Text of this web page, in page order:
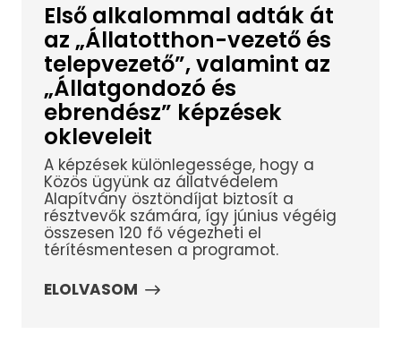
Első alkalommal adták át
az „Állatotthon-vezető és
telepvezető”, valamint az
„Állatgondozó és
ebrendész” képzések
okleveleit
A képzések különlegessége, hogy a
Közös ügyünk az állatvédelem
Alapítvány ösztöndíjat biztosít a
résztvevők számára, így június végéig
összesen 120 fő végezheti el
térítésmentesen a programot.
ELOLVASOM